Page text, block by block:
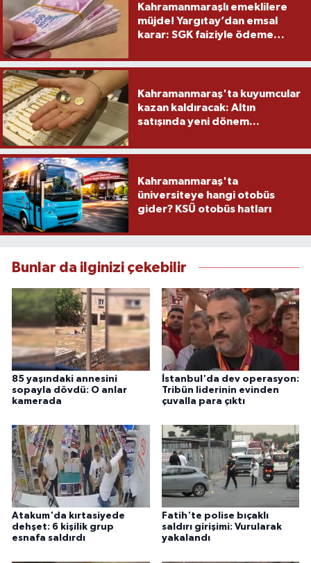
Kahramanmaraşlı emeklilere
müjde! Yargıtay’dan emsal
karar: SGK faiziyle ödeme
Kahramanmaraş'ta kuyumcular
kazan kaldıracak: Altın
satışında yeni dönem...
Kahramanmaraş'ta
üniversiteye hangi otobüs
gider? KSÜ otobüs hatları
Bunlar da ilginizi çekebilir
85 yaşındaki annesini
sopayla dövdü: O anlar
kamerada
İstanbul'da dev operasyon:
Tribün liderinin evinden
çuvalla para çıktı
Atakum'da kırtasiyede
dehşet: 6 kişilik grup
esnafa saldırdı
Fatih'te polise bıçaklı
saldırı girişimi: Vurularak
yakalandı